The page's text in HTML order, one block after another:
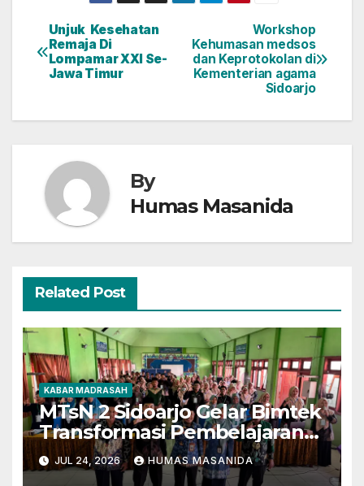
Navigasi
pos
Workshop
Kehumasan medsos
dan Keprotokolan di
Kementerian agama
Sidoarjo
Unjuk Kesehatan
Remaja Di
Lompamar XXI Se-
Jawa Timur
By
Humas Masanida
Related Post
KABAR MADRASAH
MTsN 2 Sidoarjo Gelar Bimtek
Transformasi Pembelajaran
Berbasis AI dan Deep
Learning
JUL 24, 2026 HUMAS MASANIDA